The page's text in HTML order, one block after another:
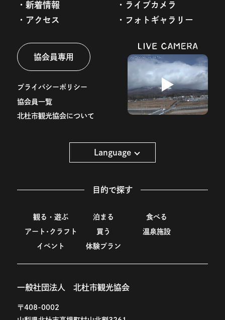
新着情報
ライブカメラ
アクセス
フォトギャラリー
協会員専用
プライバシーポリシー
協会員一覧
北杜市観光協会について
Language
目的で探す
観る・遊ぶ 泊まる 食べる
アート･クラフト 買う 温泉施設
イベント 体験プラン
一般社団法人 北杜市観光協会
〒408-0002